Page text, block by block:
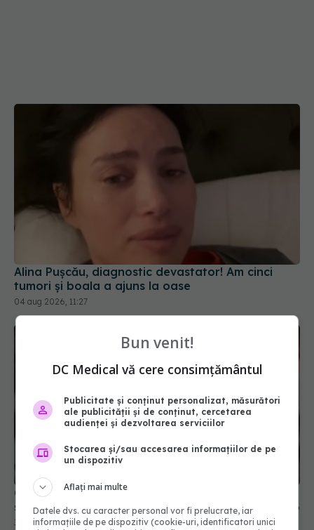
Alina Pușcău, diagnostic devastator! Am cinci
tumori și boala a ajuns la oase
04 aug 2026, 11:27
CNAS propune reforma Contractului-cadru. Ce se
schimbă pentru pacienți, medici și spitale din 2026
30 iul 2026, 19:45
Bun venit!
DC Medical vă cere consimțământul
Publicitate și conținut personalizat, măsurători
ale publicității și de conținut, cercetarea
audienței și dezvoltarea serviciilor
Stocarea și/sau accesarea informațiilor de pe
un dispozitiv
Aflați mai multe
Datele dvs. cu caracter personal vor fi prelucrate, iar
informațiile de pe dispozitiv (cookie-uri, identificatori unici